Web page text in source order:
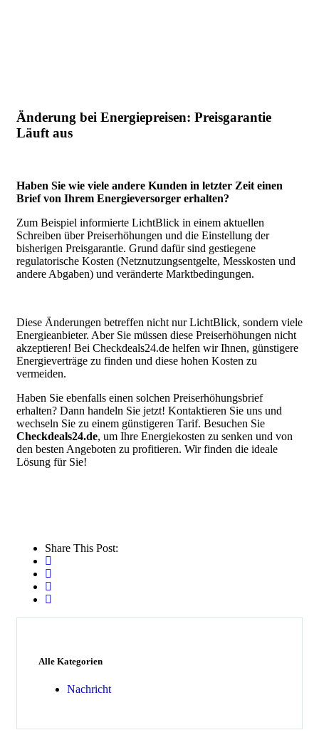
Änderung bei Energiepreisen: Preisgarantie
Läuft aus
Haben Sie wie viele andere Kunden in letzter Zeit einen
Brief von Ihrem Energieversorger erhalten?
Zum Beispiel informierte LichtBlick in einem aktuellen
Schreiben über Preiserhöhungen und die Einstellung der
bisherigen Preisgarantie. Grund dafür sind gestiegene
regulatorische Kosten (Netznutzungsentgelte, Messkosten und
andere Abgaben) und veränderte Marktbedingungen.
Diese Änderungen betreffen nicht nur LichtBlick, sondern viele
Energieanbieter. Aber Sie müssen diese Preiserhöhungen nicht
akzeptieren! Bei Checkdeals24.de helfen wir Ihnen, günstigere
Energieverträge zu finden und diese hohen Kosten zu
vermeiden.
Haben Sie ebenfalls einen solchen Preiserhöhungsbrief
erhalten? Dann handeln Sie jetzt! Kontaktieren Sie uns und
wechseln Sie zu einem günstigeren Tarif. Besuchen Sie
Checkdeals24.de, um Ihre Energiekosten zu senken und von
den besten Angeboten zu profitieren. Wir finden die ideale
Lösung für Sie!
Share This Post:
Alle Kategorien
Nachricht